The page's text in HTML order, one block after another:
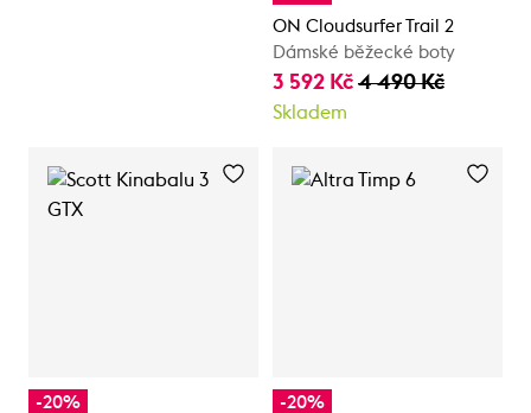
ON Cloudsurfer Trail 2
Dámské běžecké boty
3 592 Kč 4 490 Kč
Skladem
-20% -20%